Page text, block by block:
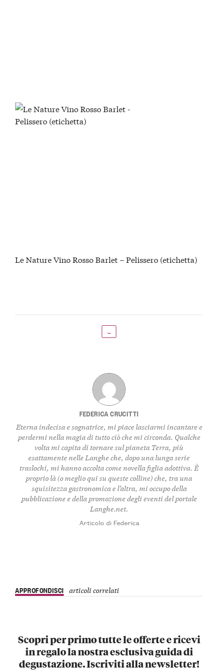
Le Nature Vino Rosso Barlet – Pelissero (etichetta)
←
FEDERICA CRUCITTI
Eterna indecisa e sognatrice, mi piace lasciarmi incantare e
perdermi nella magia di tutto ciò che mi circonda. Qualche
volta mi capita di tornare sul pianeta Terra, più
esattamente nelle Langhe che, dopo una lunga serie
traslochi, mi hanno accolta come novella figlia adottiva. È
proprio là (o meglio qui su queste colline) che, tra una
squisitezza gastronomica e l’altra, mi occupo della
pubblicazione e della promozione degli eventi del portale
Langhe.net.
Articolo di Federica
APPROFONDISCI articoli correlati
Scopri per primo tutte le offerte e ricevi
in regalo la nostra esclusiva guida di
degustazione. Iscriviti alla newsletter!